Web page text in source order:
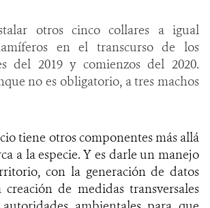
otros cinco collares a igual
en el transcurso de los
del 2019 y comienzos del 2020.
no es obligatorio, a tres machos
tiene otros componentes más allá
a la especie. Y es darle un manejo
con la generación de datos
de medidas transversales